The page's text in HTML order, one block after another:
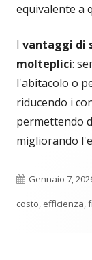
equivalente a
I vantaggi di
molteplici:
l'abitacolo o
riducendo i
permettendo
migliorando
Pubblicato
Gennaio 7,
costo, efficienza,